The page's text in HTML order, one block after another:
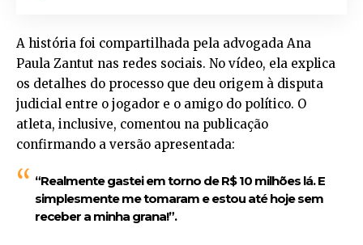
A história foi compartilhada pela advogada Ana
Paula Zantut nas redes sociais. No vídeo, ela explica
os detalhes do processo que deu origem à disputa
judicial entre o jogador e o amigo do político. O
atleta, inclusive, comentou na publicação
confirmando a versão apresentada:
“Realmente gastei em torno de R$ 10 milhões lá. E
simplesmente me tomaram e estou até hoje sem
receber a minha grana!”.